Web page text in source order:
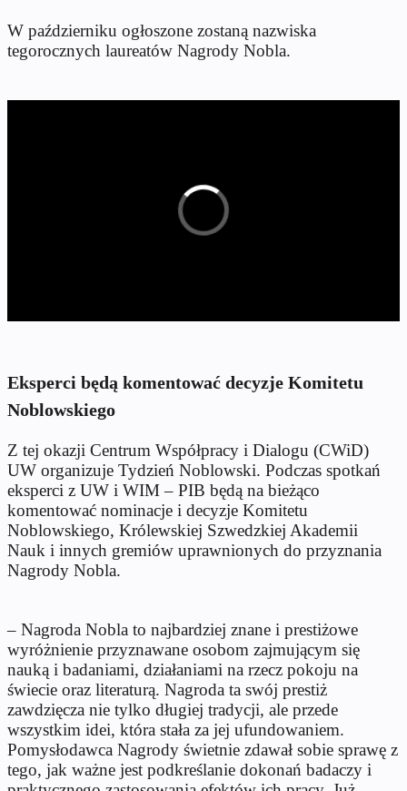
W październiku ogłoszone zostaną nazwiska
tegorocznych laureatów Nagrody Nobla.
Eksperci będą komentować decyzje Komitetu
Noblowskiego
Z tej okazji Centrum Współpracy i Dialogu (CWiD)
UW organizuje Tydzień Noblowski. Podczas spotkań
eksperci z UW i WIM – PIB będą na bieżąco
komentować nominacje i decyzje Komitetu
Noblowskiego, Królewskiej Szwedzkiej Akademii
Nauk i innych gremiów uprawnionych do przyznania
Nagrody Nobla.
– Nagroda Nobla to najbardziej znane i prestiżowe
wyróżnienie przyznawane osobom zajmującym się
nauką i badaniami, działaniami na rzecz pokoju na
świecie oraz literaturą. Nagroda ta swój prestiż
zawdzięcza nie tylko długiej tradycji, ale przede
wszystkim idei, która stała za jej ufundowaniem.
Pomysłodawca Nagrody świetnie zdawał sobie sprawę z
tego, jak ważne jest podkreślanie dokonań badaczy i